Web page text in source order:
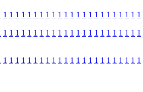
1 1 1 1 1 1 1 1 1 1 1 1 1 1 1 1 1 1 1 1 1 1 1
1 1 1 1 1 1 1 1 1 1 1 1 1 1 1 1 1 1 1 1 1 1 1
1 1 1 1 1 1 1 1 1 1 1 1 1 1 1 1 1 1 1 1 1 1 1